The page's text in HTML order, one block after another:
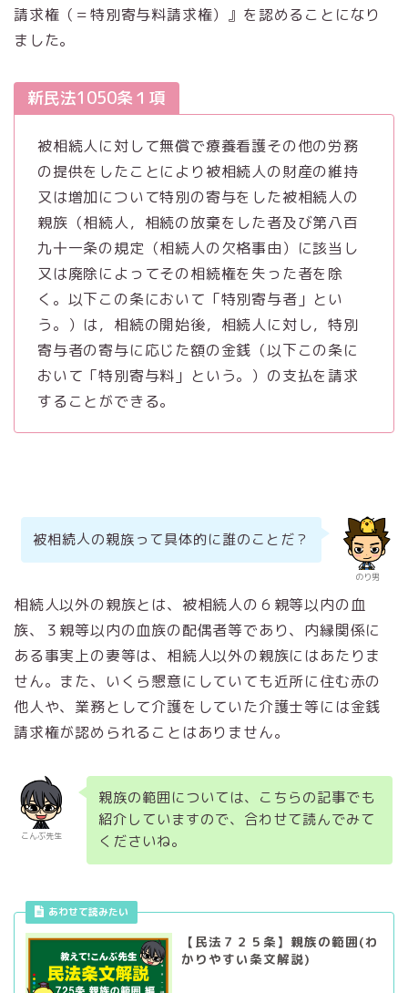
請求権（＝特別寄与料請求権）』を認めることになり
ました。
新民法1050条１項
被相続人に対して無償で療養看護その他の労務
の提供をしたことにより被相続人の財産の維持
又は増加について特別の寄与をした被相続人の
親族（相続人，相続の放棄をした者及び第八百
九十一条の規定（相続人の欠格事由）に該当し
又は廃除によってその相続権を失った者を除
く。以下この条において「特別寄与者」とい
う。）は，相続の開始後，相続人に対し，特別
寄与者の寄与に応じた額の金銭（以下この条に
おいて「特別寄与料」という。）の支払を請求
することができる。
のり男
被相続人の親族って具体的に誰のことだ？
相続人以外の親族とは、被相続人の６親等以内の血
族、３親等以内の血族の配偶者等であり、内縁関係に
ある事実上の妻等は、相続人以外の親族にはあたりま
せん。また、いくら懇意にしていても近所に住む赤の
他人や、業務として介護をしていた介護士等には金銭
請求権が認められることはありません。
こんぶ先生
親族の範囲については、こちらの記事でも
紹介していますので、合わせて読んでみて
くださいね。
あわせて読みたい
【民法７２５条】親族の範囲(わ
かりやすい条文解説)